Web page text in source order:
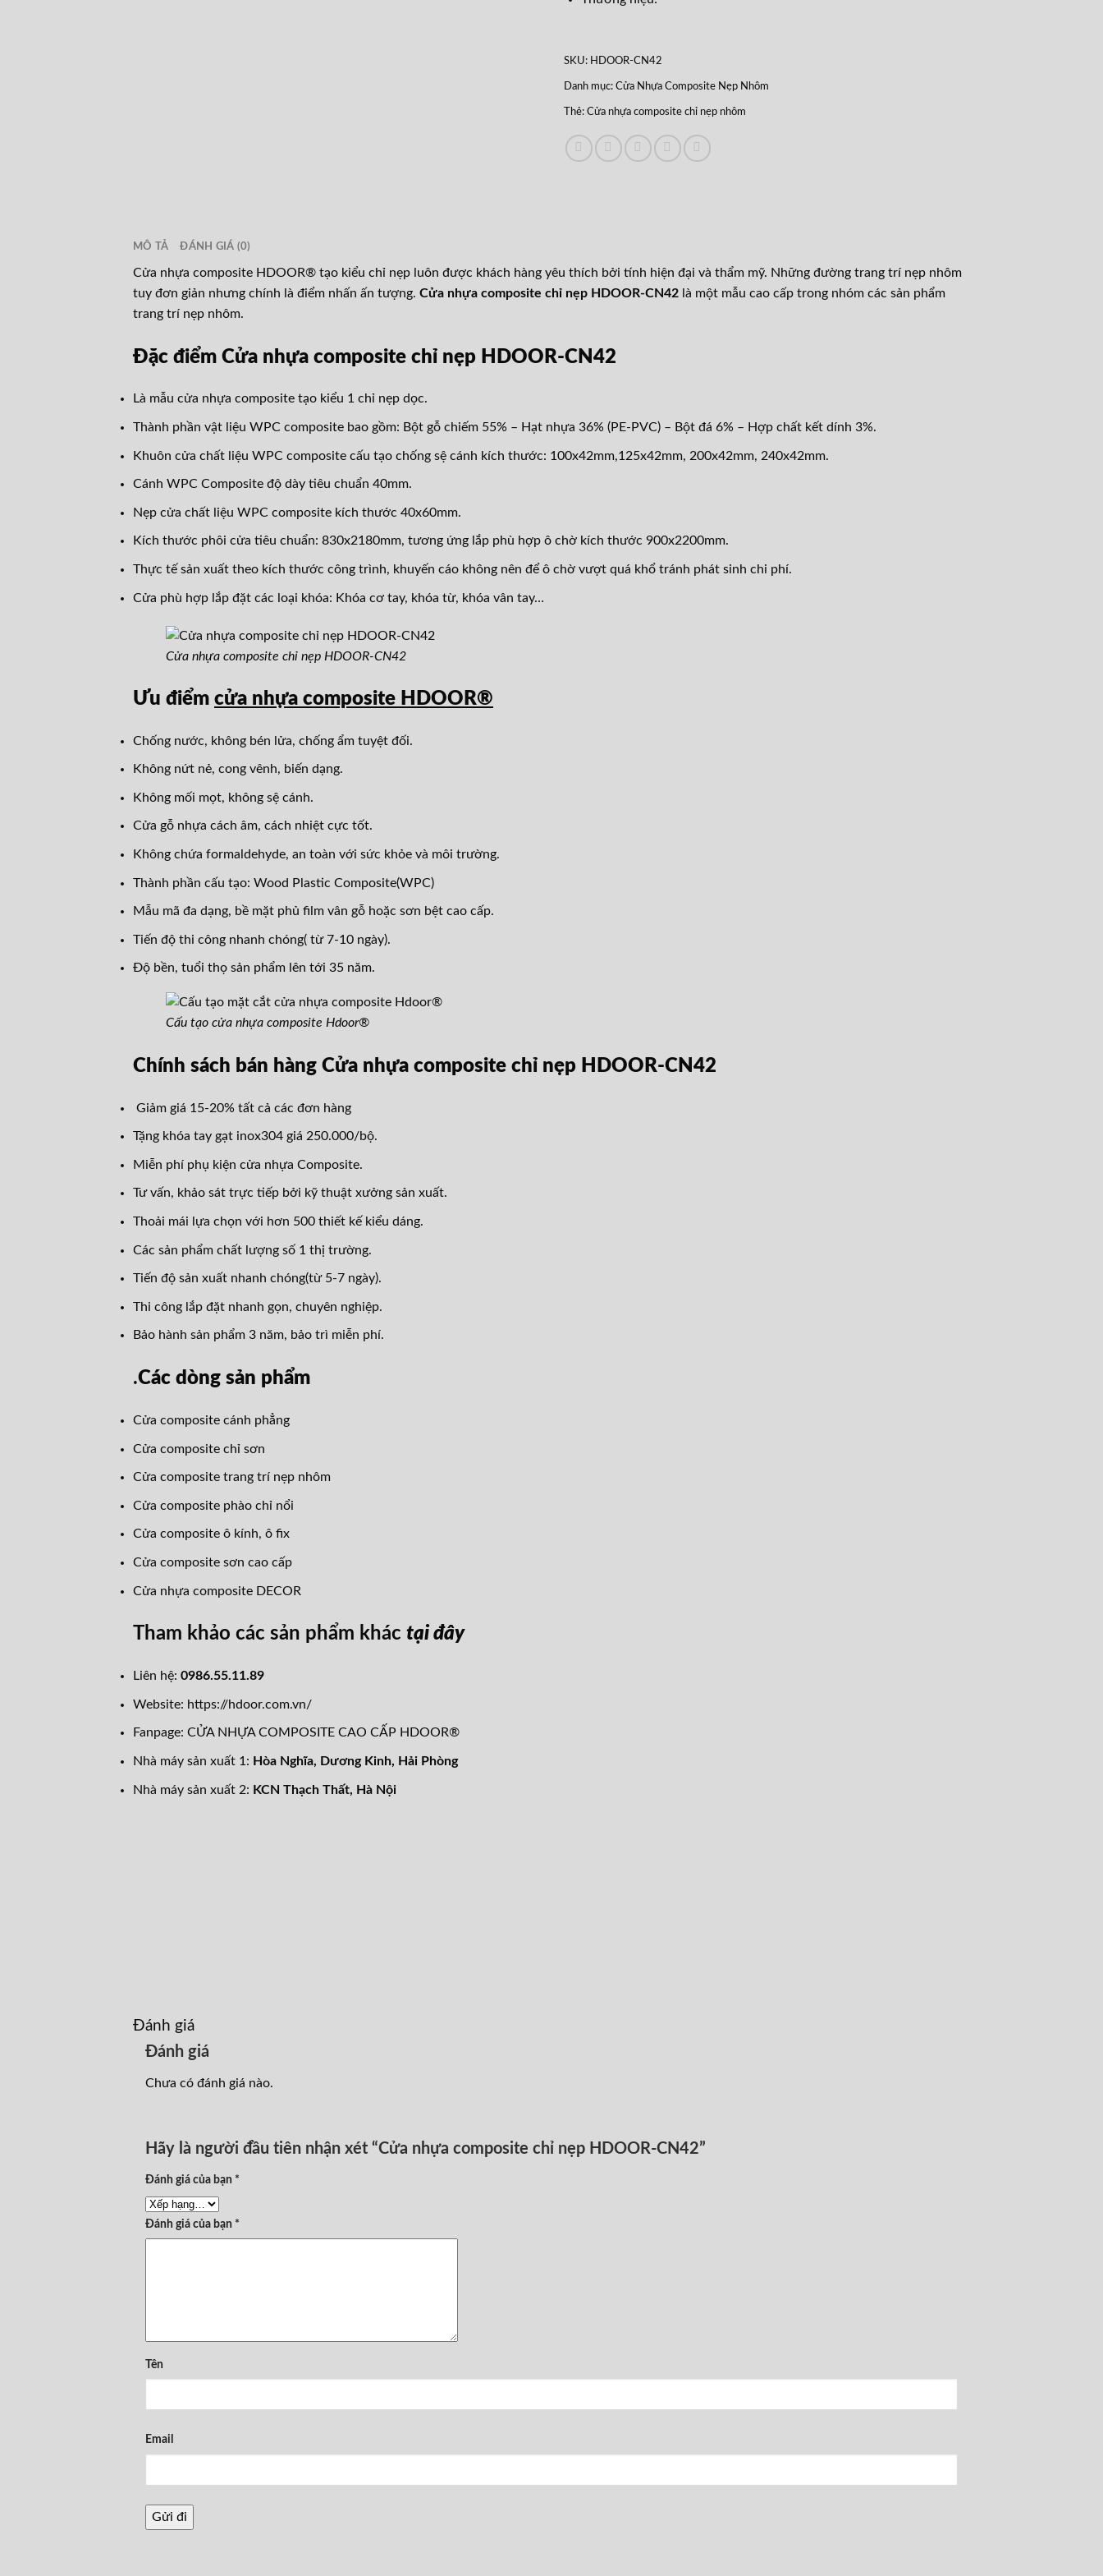
SKU: HDOOR-CN42
Danh mục: Cửa Nhựa Composite Nẹp Nhôm
Thẻ: Cửa nhựa composite chỉ nẹp nhôm
MÔ TẢ ĐÁNH GIÁ (0)
Cửa nhựa composite HDOOR® tạo kiểu chỉ nẹp luôn được khách hàng yêu thích bởi tính hiện đại và thẩm mỹ. Những đường trang trí nẹp nhôm
tuy đơn giản nhưng chính là điểm nhấn ấn tượng. Cửa nhựa composite chỉ nẹp HDOOR-CN42 là một mẫu cao cấp trong nhóm các sản phẩm
trang trí nẹp nhôm.
Đặc điểm Cửa nhựa composite chỉ nẹp HDOOR-CN42
Là mẫu cửa nhựa composite tạo kiểu 1 chỉ nẹp dọc.
Thành phần vật liệu WPC composite bao gồm: Bột gỗ chiếm 55% – Hạt nhựa 36% (PE-PVC) – Bột đá 6% – Hợp chất kết dính 3%.
Khuôn cửa chất liệu WPC composite cấu tạo chống sệ cánh kích thước: 100x42mm,125x42mm, 200x42mm, 240x42mm.
Cánh WPC Composite độ dày tiêu chuẩn 40mm.
Nẹp cửa chất liệu WPC composite kích thước 40x60mm.
Kích thước phôi cửa tiêu chuẩn: 830x2180mm, tương ứng lắp phù hợp ô chờ kích thước 900x2200mm.
Thực tế sản xuất theo kích thước công trình, khuyến cáo không nên để ô chờ vượt quá khổ tránh phát sinh chi phí.
Cửa phù hợp lắp đặt các loại khóa: Khóa cơ tay, khóa từ, khóa vân tay…
Cửa nhựa composite chỉ nẹp HDOOR-CN42
Ưu điểm cửa nhựa composite HDOOR®
Chống nước, không bén lửa, chống ẩm tuyệt đối.
Không nứt nẻ, cong vênh, biến dạng.
Không mối mọt, không sệ cánh.
Cửa gỗ nhựa cách âm, cách nhiệt cực tốt.
Không chứa formaldehyde, an toàn với sức khỏe và môi trường.
Thành phần cấu tạo: Wood Plastic Composite(WPC)
Mẫu mã đa dạng, bề mặt phủ film vân gỗ hoặc sơn bệt cao cấp.
Tiến độ thi công nhanh chóng( từ 7-10 ngày).
Độ bền, tuổi thọ sản phẩm lên tới 35 năm.
Cấu tạo cửa nhựa composite Hdoor®
Chính sách bán hàng Cửa nhựa composite chỉ nẹp HDOOR-CN42
Giảm giá 15-20% tất cả các đơn hàng
Tặng khóa tay gạt inox304 giá 250.000/bộ.
Miễn phí phụ kiện cửa nhựa Composite.
Tư vấn, khảo sát trực tiếp bởi kỹ thuật xưởng sản xuất.
Thoải mái lựa chọn với hơn 500 thiết kế kiểu dáng.
Các sản phẩm chất lượng số 1 thị trường.
Tiến độ sản xuất nhanh chóng(từ 5-7 ngày).
Thi công lắp đặt nhanh gọn, chuyên nghiệp.
Bảo hành sản phẩm 3 năm, bảo trì miễn phí.
.Các dòng sản phẩm
Cửa composite cánh phẳng
Cửa composite chỉ sơn
Cửa composite trang trí nẹp nhôm
Cửa composite phào chỉ nổi
Cửa composite ô kính, ô fix
Cửa composite sơn cao cấp
Cửa nhựa composite DECOR
Tham khảo các sản phẩm khác tại đây
Liên hệ: 0986.55.11.89
Website: https://hdoor.com.vn/
Fanpage: CỬA NHỰA COMPOSITE CAO CẤP HDOOR®
Nhà máy sản xuất 1: Hòa Nghĩa, Dương Kinh, Hải Phòng
Nhà máy sản xuất 2: KCN Thạch Thất, Hà Nội
Đánh giá
Đánh giá
Chưa có đánh giá nào.
Hãy là người đầu tiên nhận xét “Cửa nhựa composite chỉ nẹp HDOOR-CN42”
Đánh giá của bạn *
Đánh giá của bạn *
Tên
Email